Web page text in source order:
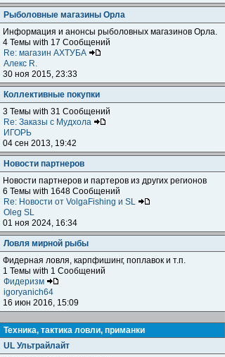
Рыболовные магазины Орла
Информация и анонсы рыболовных магазинов Орла.
4 Темы with 17 Сообщений
Re: магазин АХТУБА
Алекс R.
30 ноя 2015, 23:33
Коллективные покупки
3 Темы with 31 Сообщений
Re: Заказы с Мудхола
ИГОРЬ
04 сен 2013, 19:42
Новости партнеров
Новости партнеров и партеров из других регионов
6 Темы with 1648 Сообщений
Re: Новости от VolgaFishing и SL
Oleg SL
01 ноя 2024, 16:34
Ловля мирной рыбы
Фидерная ловля, карпфишинг, поплавок и т.п.
1 Темы with 1 Сообщений
Фидеризм
igoryanich64
16 июн 2016, 15:09
Техника, тактика ловли, приманки
UL Ультрайлайт